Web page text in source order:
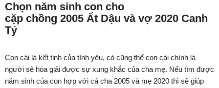
Chọn năm sinh con cho
cặp chồng 2005 Ất Dậu và vợ 2020 Canh
Tý
Con cái là kết tinh của tình yêu, có cũng thể con cái chính là
người sẽ hóa giải được sự xung khắc của cha mẹ. Nếu tìm được
năm sinh của con hợp với cả cha 2005 và mẹ 2020 thì sẽ giúp